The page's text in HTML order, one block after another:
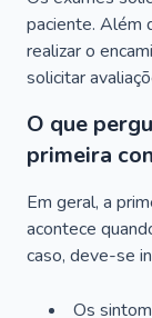
paciente. Além
realizar o
solicitar
O que
primeira
Em geral, a
acontece
caso, deve-se
Os